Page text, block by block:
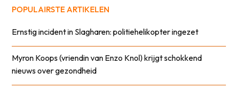
POPULAIRSTE ARTIKELEN
Ernstig incident in Slagharen: politiehelikopter ingezet
Myron Koops (vriendin van Enzo Knol) krijgt schokkend
nieuws over gezondheid